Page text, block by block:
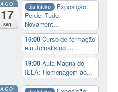
AGO
17
seg
dia inteiro
Exposição:
Perder Tudo.
Novament...
16:00Curso de formação
em Jornalismo ...
19:00Aula Magna do
IELA: Homenagem ao...
AGO